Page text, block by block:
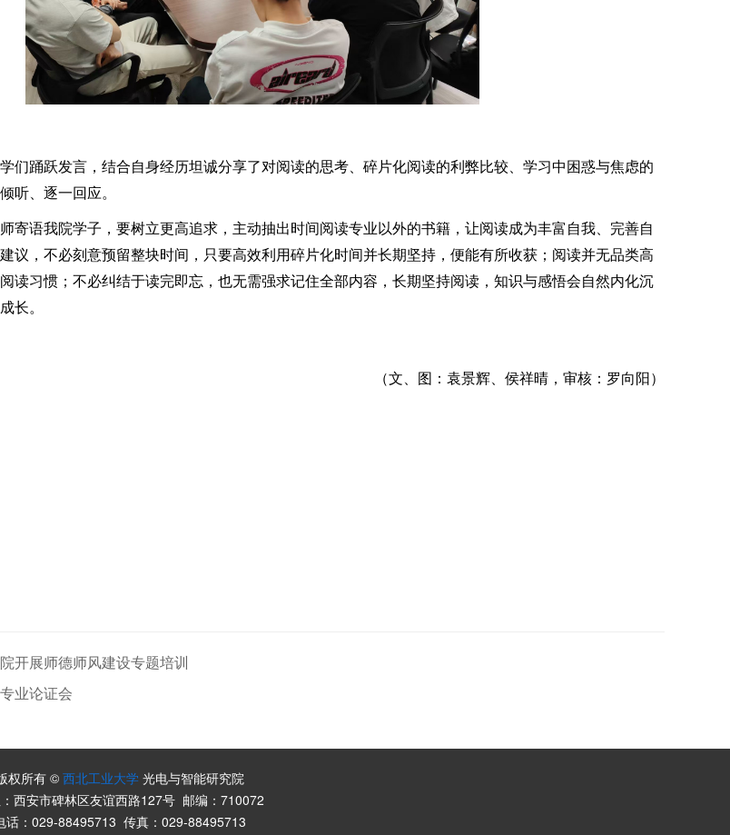
们踊跃发言，结合自身经历坦诚分享了对阅读的思考、碎片化阅读的利弊比较、学习中困惑与焦虑的
听、逐一回应。
寄语我院学子，要树立更高追求，主动抽出时间阅读专业以外的书籍，让阅读成为丰富自我、完善自
议，不必刻意预留整块时间，只要高效利用碎片化时间并长期坚持，便能有所收获；阅读并无品类高
读习惯；不必纠结于读完即忘，也无需强求记住全部内容，长期坚持阅读，知识与感悟会自然内化沉
长。
（文、图：袁景辉、侯祥晴，审核：罗向阳）
开展师德师风建设专题培训
业论证会
权所有 © 西北工业大学 光电与智能研究院
西安市碑林区友谊西路127号 邮编：710072
话：029-88495713 传真：029-88495713